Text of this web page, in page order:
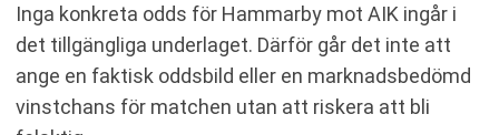
Inga konkreta odds för Hammarby mot AIK ingår i
det tillgängliga underlaget. Därför går det inte att
ange en faktisk oddsbild eller en marknadsbedömd
vinstchans för matchen utan att riskera att bli